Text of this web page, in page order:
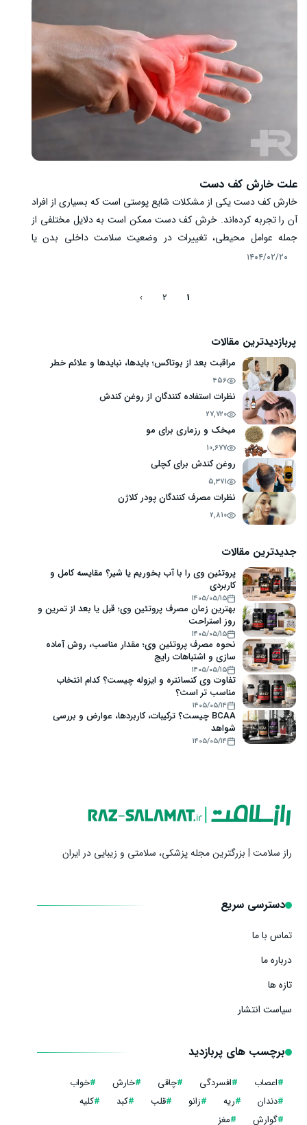
روش‌های استفاده، عوارض احتمالی و سؤالات پرتکرار کاربران خواهیم
علت خارش کف دست
خارش کف دست یکی از مشکلات شایع پوستی است که بسیاری از افراد
آن را تجربه کرده‌اند. خرش کف دست ممکن است به دلایل مختلفی از
جمله عوامل محیطی، تغییرات در وضعیت سلامت داخلی بدن یا
اختلالات پوستی به وجود آید. در طب سنتی ایران، خارش کف دست به
خشکی بیش از حد بدن مرتبط است. از طرفی، در طب مدرن مشکلاتی
روش‌های درمانی مختلف آن می‌پردازیم.
۱۴۰۴/۰۲/۲۰
1
2
›
پربازدیدترین مقالات
مراقبت بعد از بوتاکس؛ بایدها، نبایدها و علائم خطر
456
نظرات استفاده کنندگان از روغن کندش
27,720
میخک و رزماری برای مو
10,677
روغن کندش برای کچلی
5,371
نظرات مصرف کنندگان پودر کلاژن
2,810
جدیدترین مقالات
پروتئین وی را با آب بخوریم یا شیر؟ مقایسه کامل و
کاربردی
۱۴۰۵/۰۵/۱۵
بهترین زمان مصرف پروتئین وی؛ قبل یا بعد از تمرین و
روز استراحت
۱۴۰۵/۰۵/۱۵
نحوه مصرف پروتئین وی؛ مقدار مناسب، روش آماده
سازی و اشتباهات رایج
۱۴۰۵/۰۵/۱۵
تفاوت وی کنسانتره و ایزوله چیست؟ کدام انتخاب
مناسب تر است؟
۱۴۰۵/۰۵/۱۴
BCAA چیست؟ ترکیبات، کاربردها، عوارض و بررسی
شواهد
۱۴۰۵/۰۵/۱۴
راز سلامت | بزرگترین مجله پزشکی، سلامتی و زیبایی در ایران
دسترسی سریع
تماس با ما
درباره ما
تازه ها
سیاست انتشار
برچسب های پربازدید
#اعصاب #افسردگی #چاقی #خارش #خواب
#دندان #ریه #زانو #قلب #کبد #کلیه
#گوارش #مغز